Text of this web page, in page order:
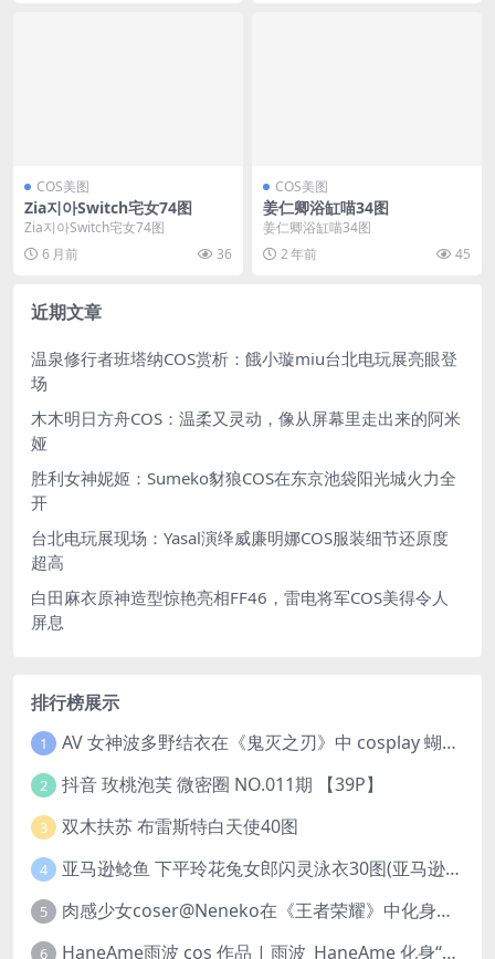
COS美图
Zia지아Switch宅女74图
Zia지아Switch宅女74图
6 月前
36
COS美图
姜仁卿浴缸喵34图
姜仁卿浴缸喵34图
2 年前
45
近期文章
温泉修行者班塔纳COS赏析：餓小璇miu台北电玩展亮眼登
场
木木明日方舟COS：温柔又灵动，像从屏幕里走出来的阿米
娅
胜利女神妮姬：Sumeko豺狼COS在东京池袋阳光城火力全
开
台北电玩展现场：Yasal演绎威廉明娜COS服装细节还原度
超高
白田麻衣原神造型惊艳亮相FF46，雷电将军COS美得令人
屏息
排行榜展示
1 AV 女神波多野结衣在《鬼灭之刃》中 cosplay 蝴蝶忍 Kochou Shinobu
2 抖音 玫桃泡芙 微密圈 NO.011期 【39P】
3 双木扶苏 布雷斯特白天使40图
4 亚马逊鲶鱼 下平玲花兔女郎闪灵泳衣30图(亚马逊巨型鲶鱼视频)
5 肉感少女coser@Neneko在《王者荣耀》中化身魅力迷人的貂蝉
6 HaneAme雨波 cos 作品 | 雨波_HaneAme 化身“美丽女神”阿佛洛狄忒